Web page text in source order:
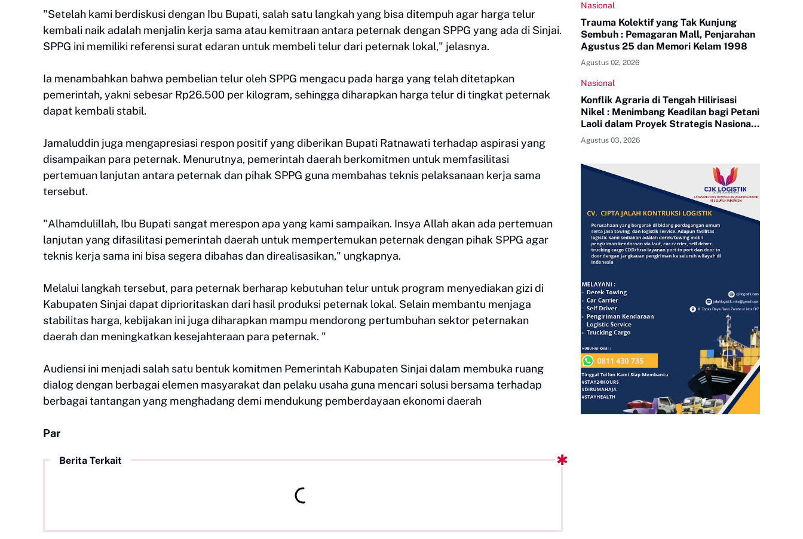
‎"Setelah kami berdiskusi dengan Ibu Bupati, salah satu langkah yang bisa ditempuh agar harga telur
kembali naik adalah menjalin kerja sama atau kemitraan antara peternak dengan SPPG yang ada di Sinjai.
SPPG ini memiliki referensi surat edaran untuk membeli telur dari peternak lokal," jelasnya.
‎Ia menambahkan bahwa pembelian telur oleh SPPG mengacu pada harga yang telah ditetapkan
pemerintah, yakni sebesar Rp26.500 per kilogram, sehingga diharapkan harga telur di tingkat peternak
dapat kembali stabil.
‎Jamaluddin juga mengapresiasi respon positif yang diberikan Bupati Ratnawati terhadap aspirasi yang
disampaikan para peternak. Menurutnya, pemerintah daerah berkomitmen untuk memfasilitasi
pertemuan lanjutan antara peternak dan pihak SPPG guna membahas teknis pelaksanaan kerja sama
tersebut.
‎"Alhamdulillah, Ibu Bupati sangat merespon apa yang kami sampaikan. Insya Allah akan ada pertemuan
lanjutan yang difasilitasi pemerintah daerah untuk mempertemukan peternak dengan pihak SPPG agar
teknis kerja sama ini bisa segera dibahas dan direalisasikan," ungkapnya.
‎Melalui langkah tersebut, para peternak berharap kebutuhan telur untuk program menyediakan gizi di
Kabupaten Sinjai dapat diprioritaskan dari hasil produksi peternak lokal. Selain membantu menjaga
stabilitas harga, kebijakan ini juga diharapkan mampu mendorong pertumbuhan sektor peternakan
daerah dan meningkatkan kesejahteraan para peternak. "
‎Audiensi ini menjadi salah satu bentuk komitmen Pemerintah Kabupaten Sinjai dalam membuka ruang
dialog dengan berbagai elemen masyarakat dan pelaku usaha guna mencari solusi bersama terhadap
berbagai tantangan yang menghadang demi mendukung pemberdayaan ekonomi daerah
Par
Berita Terkait
Nasional
Trauma Kolektif yang Tak Kunjung
Sembuh : Pemagaran Mall, Penjarahan
Agustus 25 dan Memori Kelam 1998
Agustus 02, 2026
Nasional
Konflik Agraria di Tengah Hilirisasi
Nikel : Menimbang Keadilan bagi Petani
Laoli dalam Proyek Strategis Nasional
PT Indonesia Huali Industry Park
Agustus 03, 2026